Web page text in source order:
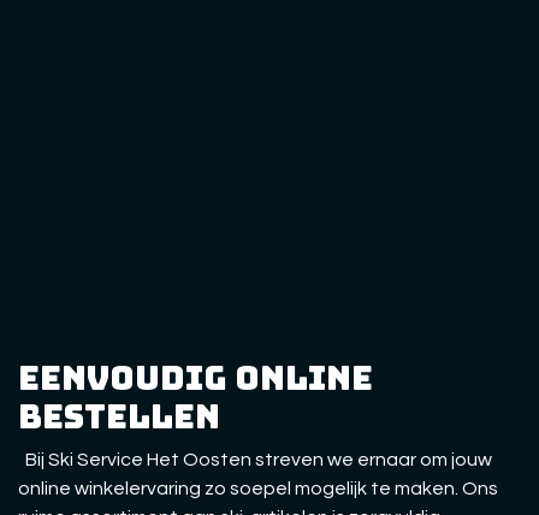
eenvoudig online
bestellen
Bij Ski Service Het Oosten streven we ernaar om jouw
online winkelervaring zo soepel mogelijk te maken. Ons